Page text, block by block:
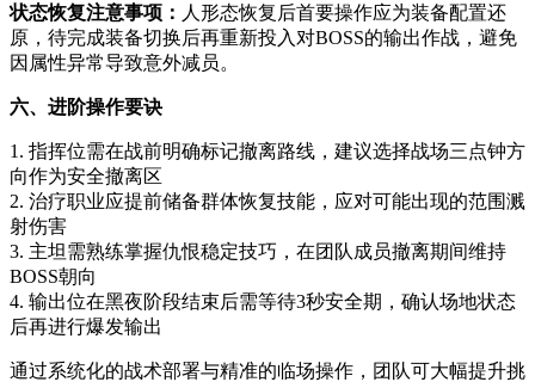
状态恢复注意事项： 人形态恢复后首要操作应为装备配置还
原，待完成装备切换后再重新投入对BOSS的输出作战，避免
因属性异常导致意外减员。
六、进阶操作要诀
1. 指挥位需在战前明确标记撤离路线，建议选择战场三点钟方
向作为安全撤离区
2. 治疗职业应提前储备群体恢复技能，应对可能出现的范围溅
射伤害
3. 主坦需熟练掌握仇恨稳定技巧，在团队成员撤离期间维持
BOSS朝向
4. 输出位在黑夜阶段结束后需等待3秒安全期，确认场地状态
后再进行爆发输出
通过系统化的战术部署与精准的临场操作，团队可大幅提升挑